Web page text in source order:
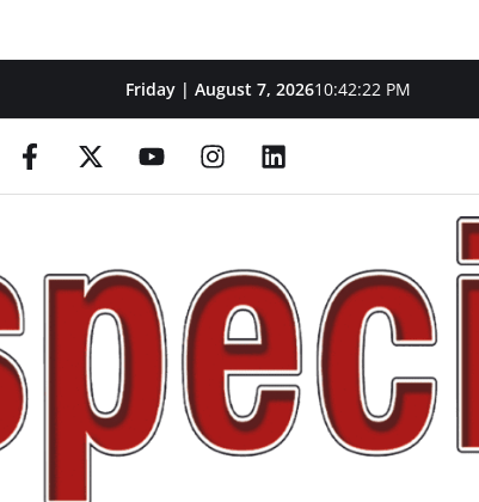
Friday | August 7, 202610:42:23 PM